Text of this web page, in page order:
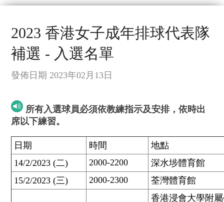
2023 香港女子成年排球代表隊
補選 - 入選名單
發佈日期 2023年02月13日
所有入選球員必須依教練指示及安排，依時出
席以下練習。
日期 時間
地點
14/2/2023 (二)
2000-2200
深水埗體育館
15/2/2023 (三)
2000-2300 荃灣體育館
香港浸會大學附